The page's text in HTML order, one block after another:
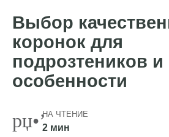
Выбор
коронок для
подрозтеников и
особенности
НА ЧТЕНИЕ
2 мин